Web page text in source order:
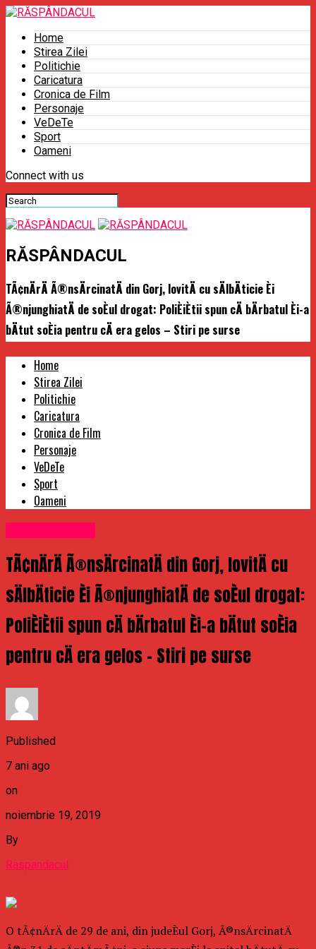
Home
Stirea Zilei
Politichie
Caricatura
Cronica de Film
Personaje
VeDeTe
Sport
Oameni
Connect with us
RĂSPÂNDACUL
TÃ¢nÄrÄ Ã®nsÄrcinatÄ din Gorj, lovitÄ cu sÄlbÄticie Èi
Ã®njunghiatÄ de soÈul drogat: PoliÈiÈtii spun cÄ bÄrbatul Èi-a
bÄtut soÈia pentru cÄ era gelos – Stiri pe surse
Home
Stirea Zilei
Politichie
Caricatura
Cronica de Film
Personaje
VeDeTe
Sport
Oameni
TÃ¢nÄrÄ Ã®nsÄrcinatÄ din Gorj, lovitÄ cu
sÄlbÄticie Èi Ã®njunghiatÄ de soÈul drogat:
PoliÈiÈtii spun cÄ bÄrbatul Èi-a bÄtut soÈia
pentru cÄ era gelos – Stiri pe surse
Published
7 ani ago
on
noiembrie 19, 2019
By
Raspandacul
O tÃ¢nÄrÄ de 29 de ani, din judeÈul Gorj, Ã®nsÄrcinatÄ